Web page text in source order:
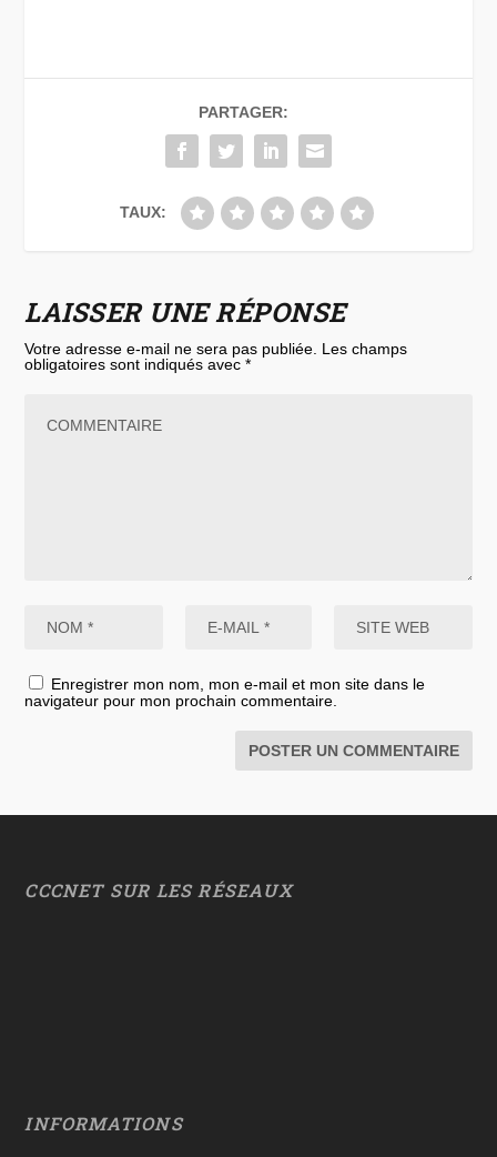
PARTAGER:
TAUX:
LAISSER UNE RÉPONSE
Votre adresse e-mail ne sera pas publiée. Les champs
obligatoires sont indiqués avec*
Enregistrer mon nom, mon e-mail et mon site dans le
navigateur pour mon prochain commentaire.
CCCNET SUR LES RÉSEAUX
INFORMATIONS